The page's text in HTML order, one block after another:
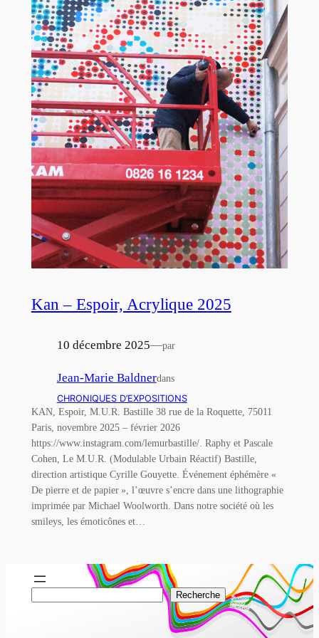
Kan – Espoir, Acrylique 2025
10 décembre 2025—par
Jean-Marie Baldnerdans
CHRONIQUES D’EXPOSITIONS
KAN, Espoir, M.U.R. Bastille 38 rue de la Roquette, 75011
Paris, novembre 2025 – février 2026
https://www.instagram.com/lemurbastille/. Raphy et Pascale
Cohen, Le M.U.R. (Modulable Urbain Réactif) Bastille,
direction artistique Cyrille Gouyette. Événement éphémère «
De pierre et de papier », l’œuvre s’encre dans une lithographie
imprimée par Michael Woolworth. Dans notre société où les
smileys, les émoticônes et…
Recherche